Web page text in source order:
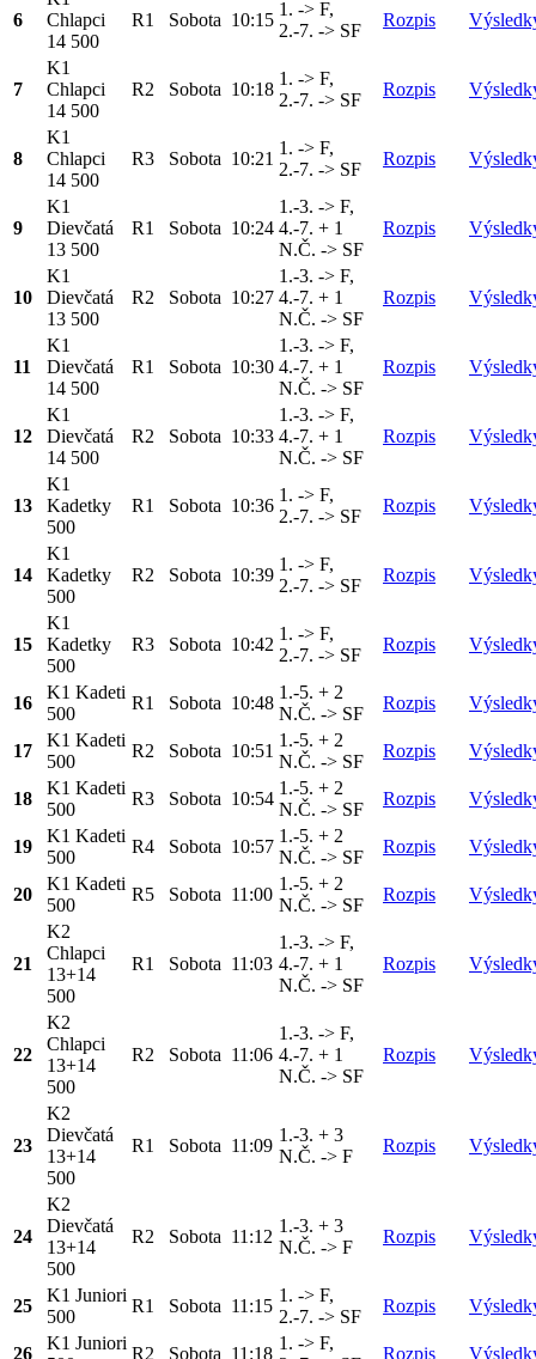
6
Chlapci
14 500
R1 Sobota 10:15
1. -> F,
2.-7. -> SF
Rozpis
7
K1
Chlapci
14 500
R2 Sobota 10:18
1. -> F,
2.-7. -> SF
Rozpis
8
K1
Chlapci
14 500
R3 Sobota 10:21
1. -> F,
2.-7. -> SF
Rozpis
9
K1
Dievčatá
13 500
R1 Sobota 10:24
1.-3. -> F,
4.-7. + 1
N.Č. -> SF
Rozpis
10
K1
Dievčatá
13 500
R2 Sobota 10:27
1.-3. -> F,
4.-7. + 1
N.Č. -> SF
Rozpis
11
K1
Dievčatá
14 500
R1 Sobota 10:30
1.-3. -> F,
4.-7. + 1
N.Č. -> SF
Rozpis
12
K1
Dievčatá
14 500
R2 Sobota 10:33
1.-3. -> F,
4.-7. + 1
N.Č. -> SF
Rozpis
13
K1
Kadetky
500
R1 Sobota 10:36
1. -> F,
2.-7. -> SF
Rozpis
14
K1
Kadetky
500
R2 Sobota 10:39
1. -> F,
2.-7. -> SF
Rozpis
15
K1
Kadetky
500
R3 Sobota 10:42
1. -> F,
2.-7. -> SF
Rozpis
16
K1 Kadeti
500
R1 Sobota 10:48
1.-5. + 2
N.Č. -> SF
Rozpis
17
K1 Kadeti
500
R2 Sobota 10:51
1.-5. + 2
N.Č. -> SF
Rozpis
18
K1 Kadeti
500
R3 Sobota 10:54
1.-5. + 2
N.Č. -> SF
Rozpis
19
K1 Kadeti
500
R4 Sobota 10:57
1.-5. + 2
N.Č. -> SF
Rozpis
20
K1 Kadeti
500
R5 Sobota 11:00
1.-5. + 2
N.Č. -> SF
Rozpis
21
K2
Chlapci
13+14
500
R1 Sobota 11:03
1.-3. -> F,
4.-7. + 1
N.Č. -> SF
Rozpis
22
K2
Chlapci
13+14
500
R2 Sobota 11:06
1.-3. -> F,
4.-7. + 1
N.Č. -> SF
Rozpis
23
K2
Dievčatá
13+14
500
R1 Sobota 11:09
1.-3. + 3
N.Č. -> F
Rozpis
24
K2
Dievčatá
13+14
500
R2 Sobota 11:12
1.-3. + 3
N.Č. -> F
Rozpis
25
K1 Juniori
500
R1 Sobota 11:15
1. -> F,
2.-7. -> SF
Rozpis
26
K1 Juniori
R2 Sobota 11:18
1. -> F,
Rozpis